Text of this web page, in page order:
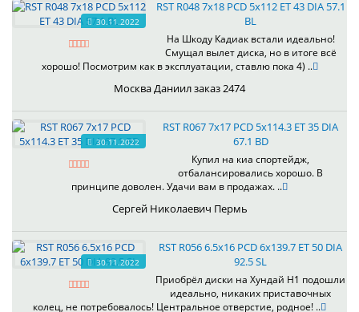
30.11.2022
RST R048 7x18 PCD 5x112 ET 43 DIA 57.1
BL
На Шкоду Кадиак встали идеально!
Смущал вылет диска, но в итоге всё
хорошо! Посмотрим как в эксплуатации, ставлю пока 4) ..
Москва Даниил заказ 2474
30.11.2022
RST R067 7x17 PCD 5x114.3 ET 35 DIA
67.1 BD
Купил на киа спортейдж,
отбалансировались хорошо. В
принципе доволен. Удачи вам в продажах. ..
Сергей Николаевич Пермь
30.11.2022
RST R056 6.5x16 PCD 6x139.7 ET 50 DIA
92.5 SL
Приобрёл диски на Хундай H1 подошли
идеально, никаких приставочных
колец, не потребовалось! Центральное отверстие, родное! ..